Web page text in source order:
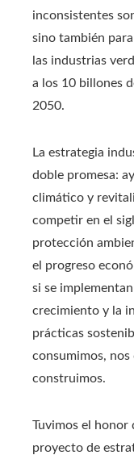
inconsistentes
sino también
las industrias
a los 10 billones
2050.
La estrategia
doble promesa:
climático y
competir en el
protección
el progreso
si se
crecimiento y la
prácticas
consumimos,
construimos.
Tuvimos el honor
proyecto de